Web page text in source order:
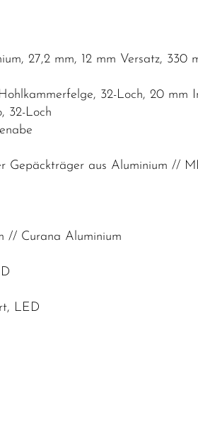
27,2 mm, 12 mm Versatz, 330
32-Loch, 20 mm
32-Loch
Gepäckträger aus Aluminium //
// Curana Aluminium
LED